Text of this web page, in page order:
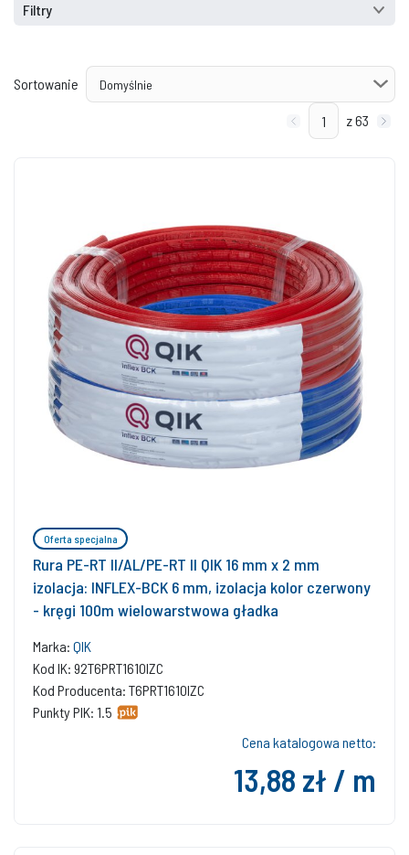
Filtry
Sortowanie
z 63
Oferta specjalna
Rura PE-RT II/AL/PE-RT II QIK 16 mm x 2 mm
izolacja: INFLEX-BCK 6 mm, izolacja kolor czerwony
- kręgi 100m wielowarstwowa gładka
Marka: QIK
Kod IK: 92T6PRT1610IZC
Kod Producenta: T6PRT1610IZC
Punkty PIK: 1.5
Cena katalogowa netto:
13,88 zł / m